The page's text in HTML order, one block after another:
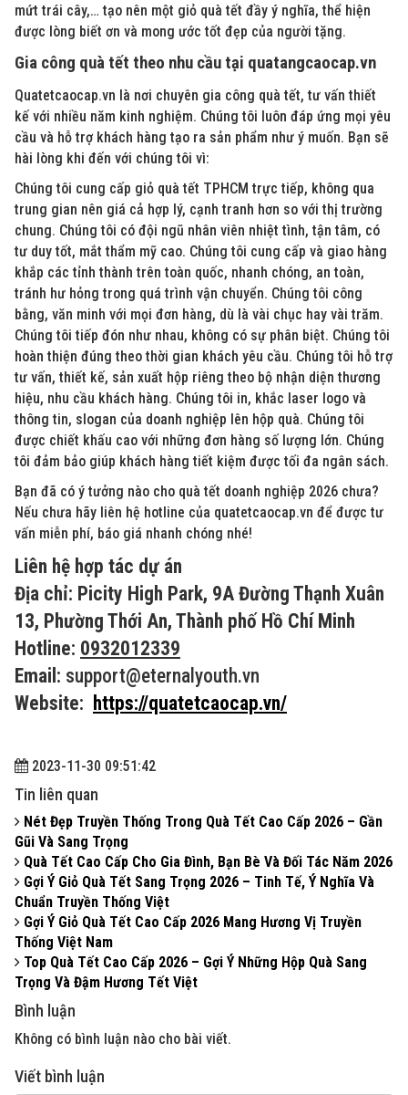
mứt trái cây,… tạo nên một giỏ quà tết đầy ý nghĩa, thể hiện
được lòng biết ơn và mong ước tốt đẹp của người tặng.
Gia công quà tết theo nhu cầu tại quatangcaocap.vn
Quatetcaocap.vn là nơi chuyên gia công quà tết, tư vấn thiết
kế với nhiều năm kinh nghiệm. Chúng tôi luôn đáp ứng mọi yêu
cầu và hỗ trợ khách hàng tạo ra sản phẩm như ý muốn. Bạn sẽ
hài lòng khi đến với chúng tôi vì:
Chúng tôi cung cấp giỏ quà tết TPHCM trực tiếp, không qua
trung gian nên giá cả hợp lý, cạnh tranh hơn so với thị trường
chung. Chúng tôi có đội ngũ nhân viên nhiệt tình, tận tâm, có
tư duy tốt, mắt thẩm mỹ cao. Chúng tôi cung cấp và giao hàng
khắp các tỉnh thành trên toàn quốc, nhanh chóng, an toàn,
tránh hư hỏng trong quá trình vận chuyển. Chúng tôi công
bằng, văn minh với mọi đơn hàng, dù là vài chục hay vài trăm.
Chúng tôi tiếp đón như nhau, không có sự phân biệt. Chúng tôi
hoàn thiện đúng theo thời gian khách yêu cầu. Chúng tôi hỗ trợ
tư vấn, thiết kế, sản xuất hộp riêng theo bộ nhận diện thương
hiệu, nhu cầu khách hàng. Chúng tôi in, khắc laser logo và
thông tin, slogan của doanh nghiệp lên hộp quà. Chúng tôi
được chiết khấu cao với những đơn hàng số lượng lớn. Chúng
tôi đảm bảo giúp khách hàng tiết kiệm được tối đa ngân sách.
Bạn đã có ý tưởng nào cho quà tết doanh nghiệp 2026 chưa?
Nếu chưa hãy liên hệ hotline của quatetcaocap.vn để được tư
vấn miễn phí, báo giá nhanh chóng nhé!
Liên hệ hợp tác dự án
Địa chỉ: Picity High Park, 9A Đường Thạnh Xuân
13, Phường Thới An, Thành phố Hồ Chí Minh
Hotline: 0932012339
Email: support@eternalyouth.vn
Website: https://quatetcaocap.vn/
2023-11-30 09:51:42
Tin liên quan
Nét Đẹp Truyền Thống Trong Quà Tết Cao Cấp 2026 – Gần
Gũi Và Sang Trọng
Quà Tết Cao Cấp Cho Gia Đình, Bạn Bè Và Đối Tác Năm 2026
Gợi Ý Giỏ Quà Tết Sang Trọng 2026 – Tinh Tế, Ý Nghĩa Và
Chuẩn Truyền Thống Việt
Gợi Ý Giỏ Quà Tết Cao Cấp 2026 Mang Hương Vị Truyền
Thống Việt Nam
Top Quà Tết Cao Cấp 2026 – Gợi Ý Những Hộp Quà Sang
Trọng Và Đậm Hương Tết Việt
Bình luận
Không có bình luận nào cho bài viết.
Viết bình luận